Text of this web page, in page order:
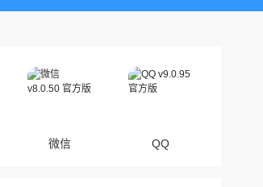
微信 QQ